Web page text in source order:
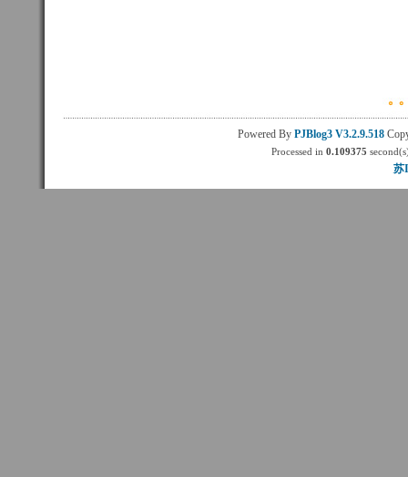
Powered By PJBlog3 V3.2.9.518
Processed in0.109375
苏